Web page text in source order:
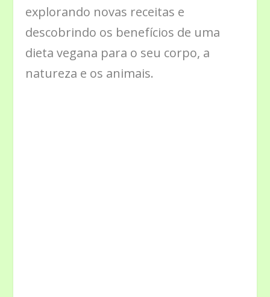
explorando novas receitas e
descobrindo os benefícios de uma
dieta vegana para o seu corpo, a
natureza e os animais.